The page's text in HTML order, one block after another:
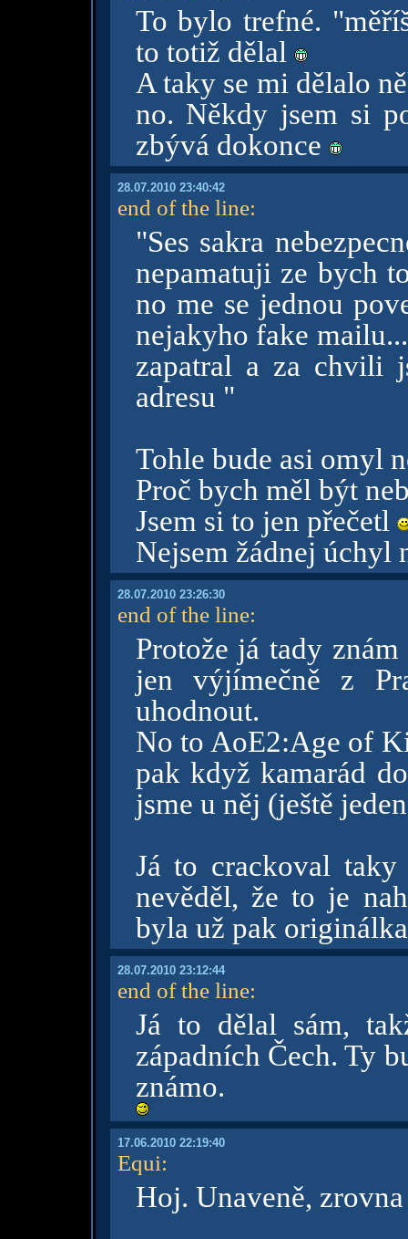
To bylo trefné.
to totiž dělal
A taky se mi dělalo
no. Někdy jsem si
zbývá dokonce
28.07.2010 23:40:42
end of the line:
"Ses sakra
nepamatuji ze bych
no me se jednou
nejakyho fake
zapatral a za chvili
adresu "
Tohle bude asi omyl
Proč bych měl být
Jsem si to jen přečetl
Nejsem žádnej úchyl
28.07.2010 23:26:30
end of the line:
Protože já tady
jen výjímečně z
uhodnout.
No to AoE2:Age of
pak když kamarád
jsme u něj (ještě
Já to crackoval
nevěděl, že to je
byla už pak
28.07.2010 23:12:44
end of the line:
Já to dělal sám,
západních Čech. Ty
známo.
17.06.2010 22:19:40
Equi:
Hoj. Unaveně,